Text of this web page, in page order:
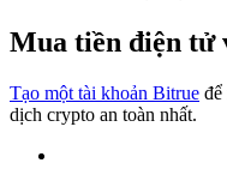
Mua tiền điện tử
Tạo một tài khoản Bitrue để
dịch crypto an toàn nhất.